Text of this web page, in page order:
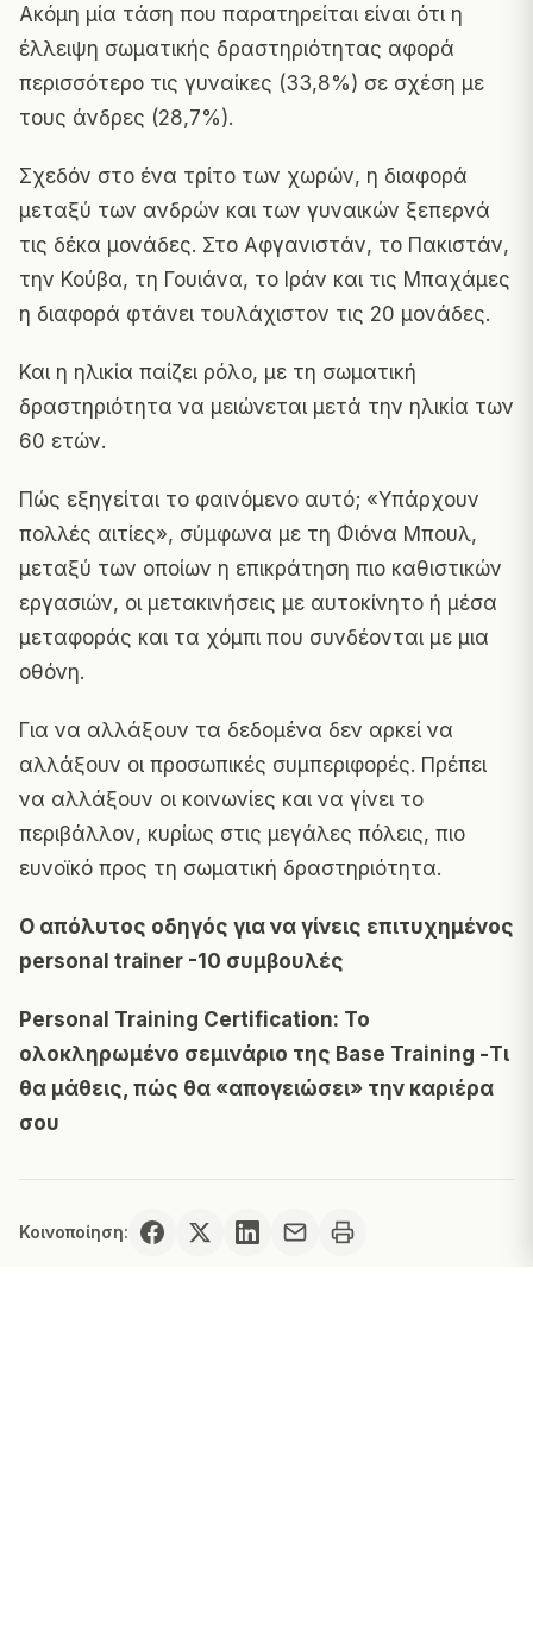
Ακόμη μία τάση που παρατηρείται είναι ότι η
έλλειψη σωματικής δραστηριότητας αφορά
περισσότερο τις γυναίκες (33,8%) σε σχέση με
τους άνδρες (28,7%).
Σχεδόν στο ένα τρίτο των χωρών, η διαφορά
μεταξύ των ανδρών και των γυναικών ξεπερνά
τις δέκα μονάδες. Στο Αφγανιστάν, το Πακιστάν,
την Κούβα, τη Γουιάνα, το Ιράν και τις Μπαχάμες
η διαφορά φτάνει τουλάχιστον τις 20 μονάδες.
Και η ηλικία παίζει ρόλο, με τη σωματική
δραστηριότητα να μειώνεται μετά την ηλικία των
60 ετών.
Πώς εξηγείται το φαινόμενο αυτό; «Υπάρχουν
πολλές αιτίες», σύμφωνα με τη Φιόνα Μπουλ,
μεταξύ των οποίων η επικράτηση πιο καθιστικών
εργασιών, οι μετακινήσεις με αυτοκίνητο ή μέσα
μεταφοράς και τα χόμπι που συνδέονται με μια
οθόνη.
Για να αλλάξουν τα δεδομένα δεν αρκεί να
αλλάξουν οι προσωπικές συμπεριφορές. Πρέπει
να αλλάξουν οι κοινωνίες και να γίνει το
περιβάλλον, κυρίως στις μεγάλες πόλεις, πιο
ευνοϊκό προς τη σωματική δραστηριότητα.
Ο απόλυτος οδηγός για να γίνεις επιτυχημένος
personal trainer -10 συμβουλές
Personal Training Certification: Το
ολοκληρωμένο σεμινάριο της Base Training -Τι
θα μάθεις, πώς θα «απογειώσει» την καριέρα
σου
Κοινοποίηση: